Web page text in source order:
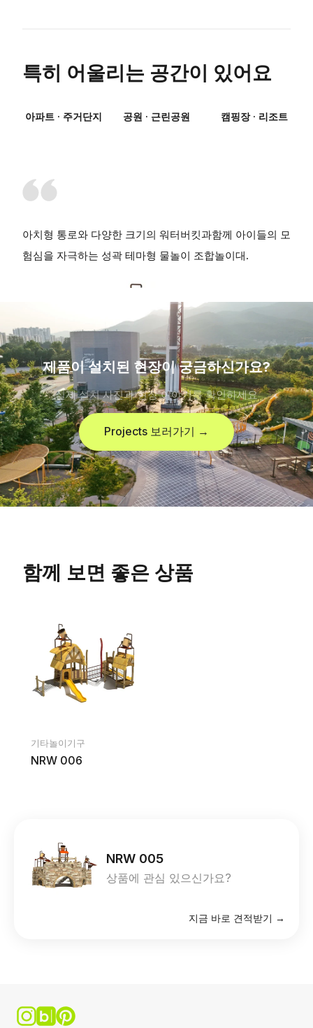
특히 어울리는 공간이 있어요
아파트 · 주거단지 공원 · 근린공원 캠핑장 · 리조트
아치형 통로와 다양한 크기의 워터버킷과함께 아이들의 모
험심을 자극하는 성곽 테마형 물놀이 조합놀이대.
제품이 설치된 현장이 궁금하신가요?
실제 설치 사진과 현장 이야기를 확인하세요
Projects 보러가기 →
함께 보면 좋은 상품
기타놀이기구
NRW 006
NRW 005
상품에 관심 있으신가요?
지금 바로 견적받기 →